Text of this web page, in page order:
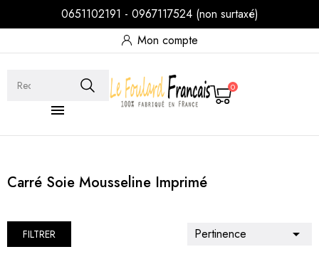
0651102191 - 0967117524 (non surtaxé)
Mon compte

0
Carré Soie Mousseline Imprimé
FILTRER Pertinence 